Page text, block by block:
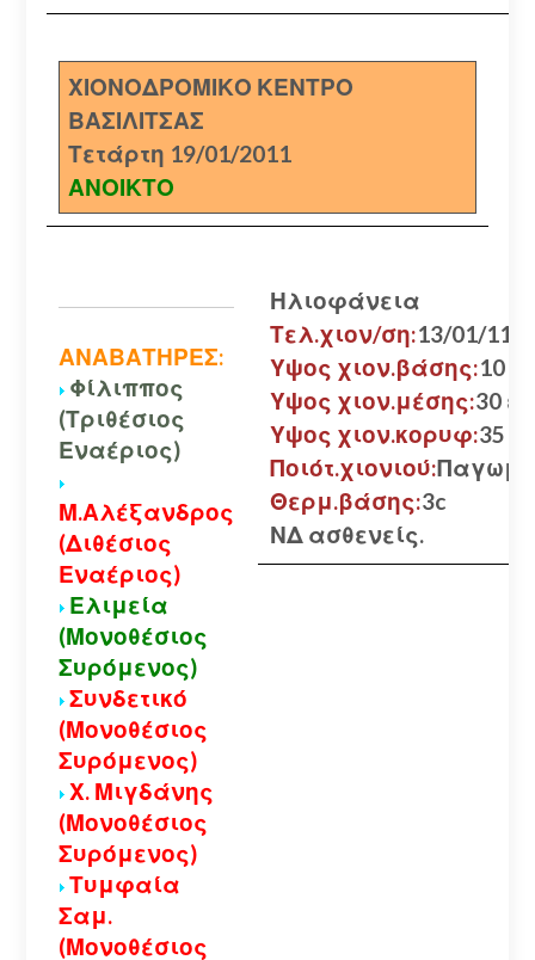
ΧΙΟΝΟΔΡΟΜΙΚΟ ΚΕΝΤΡΟ
ΒΑΣΙΛΙΤΣΑΣ
Τετάρτη 19/01/2011
ΑΝΟΙΚΤΟ
ΑΝΑΒΑΤΗΡΕΣ:
Φίλιππος
(Τριθέσιος
Εναέριος)
Μ.Αλέξανδρος
(Διθέσιος
Εναέριος)
Ελιμεία
(Μονοθέσιος
Συρόμενος)
Συνδετικό
(Μονοθέσιος
Συρόμενος)
Χ. Μιγδάνης
(Μονοθέσιος
Συρόμενος)
Τυμφαία
Σαμ.
(Μονοθέσιος
Ηλιοφάνεια
Τελ.χιον/ση:13/01/11
Υψος χιον.βάσης:10
Υψος χιον.μέσης:30
Υψος χιον.κορυφ:35
Ποιότ.χιονιού:
Θερμ.βάσης:3c
ΝΔ ασθενείς.